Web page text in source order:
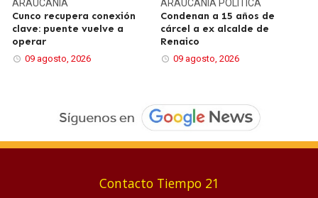
ARAUCANÍA
Cunco recupera conexión
clave: puente vuelve a
operar
09 agosto, 2026
ARAUCANÍA POLÍTICA
Condenan a 15 años de
cárcel a ex alcalde de
Renaico
09 agosto, 2026
Contacto Tiempo 21